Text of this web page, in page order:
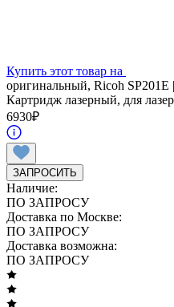
Купить этот товар на
оригинальный, Ricoh SP201E
Картридж лазерный, для
6930₽
ЗАПРОСИТЬ
Наличие:
ПО ЗАПРОСУ
Доставка по Москве:
ПО ЗАПРОСУ
Доставка возможна:
ПО ЗАПРОСУ